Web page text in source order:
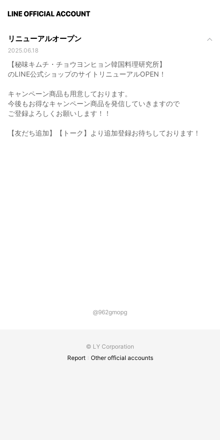
リニューアルオープン
2025.06.18
【秘味キムチ・チョウヨンヒョン韓国料理研究所】
のLINE公式ショップのサイトリニューアルOPEN！
キャンペーン商品も用意しております。
今後もお得なキャンペーン商品を発信していきますので
ご登録よろしくお願いします！！
【友だち追加】【トーク】より追加登録お待ちしております！
@962gmopg
© LY Corporation
Report
Other official accounts